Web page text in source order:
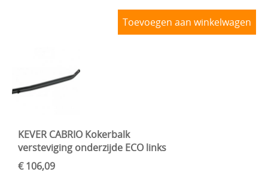
Toevoegen aan winkelwagen
KEVER CABRIO Kokerbalk
versteviging onderzijde ECO links
€ 106,09